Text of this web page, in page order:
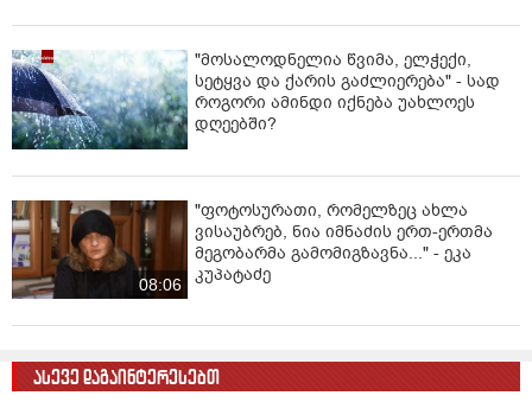
"მოსალოდნელია წვიმა, ელჭექი,
სეტყვა და ქარის გაძლიერება" - სად
როგორი ამინდი იქნება უახლოეს
დღეებში?
08:06
"ფოტოსურათი, რომელზეც ახლა
ვისაუბრებ, ნია იმნაძის ერთ-ერთმა
მეგობარმა გამომიგზავნა..." - ეკა
კუპატაძე
ასევე დაგაინტერესებთ